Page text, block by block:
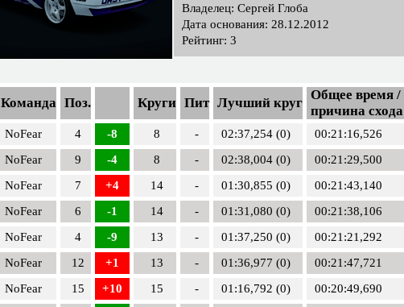
Владелец: Сергей Глоба
Дата основания: 28.12.2012
Рейтинг: 3
Команда Поз. Круги Пит Лучший круг
Общее время /
причина схода
NoFear 4 -8 8 - 02:37,254 (0)
00:21:16,526
NoFear 9 -4 8 - 02:38,004 (0)
00:21:29,500
NoFear 7 +4 14 - 01:30,855 (0)
00:21:43,140
NoFear 6 -1 14 - 01:31,080 (0)
00:21:38,106
NoFear 4 -9 13 - 01:37,250 (0)
00:21:21,292
NoFear 12 +1 13 - 01:36,977 (0)
00:21:47,721
NoFear 15 +10 15 - 01:16,792 (0)
00:20:49,690